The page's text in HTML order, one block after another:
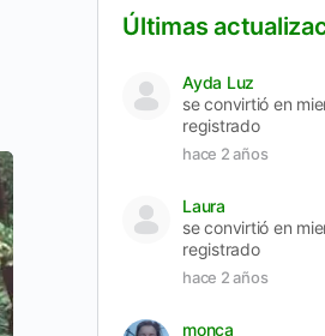
Últimas
Ayda Luz
se convirtió en
registrado
hace 2 años
Laura
se convirtió en
registrado
hace 2 años
monca